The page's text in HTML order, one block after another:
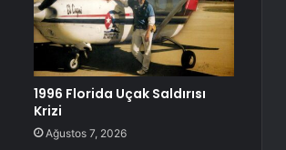
1996 Florida Uçak Saldırısı
Krizi
Ağustos 7, 2026